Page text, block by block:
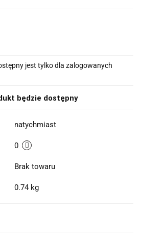
jest tylko dla zalogowanych
będzie dostępny
natychmiast
0
Brak towaru
0.74 kg